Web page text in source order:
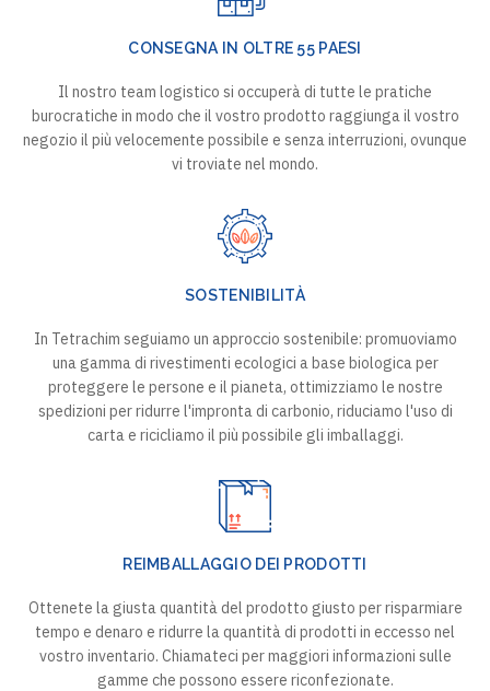
CONSEGNA IN OLTRE 55 PAESI
Il nostro team logistico si occuperà di tutte le pratiche
burocratiche in modo che il vostro prodotto raggiunga il vostro
negozio il più velocemente possibile e senza interruzioni, ovunque
vi troviate nel mondo.
SOSTENIBILITÀ
In Tetrachim seguiamo un approccio sostenibile: promuoviamo
una gamma di rivestimenti ecologici a base biologica per
proteggere le persone e il pianeta, ottimizziamo le nostre
spedizioni per ridurre l'impronta di carbonio, riduciamo l'uso di
carta e ricicliamo il più possibile gli imballaggi.
REIMBALLAGGIO DEI PRODOTTI
Ottenete la giusta quantità del prodotto giusto per risparmiare
tempo e denaro e ridurre la quantità di prodotti in eccesso nel
vostro inventario. Chiamateci per maggiori informazioni sulle
gamme che possono essere riconfezionate.